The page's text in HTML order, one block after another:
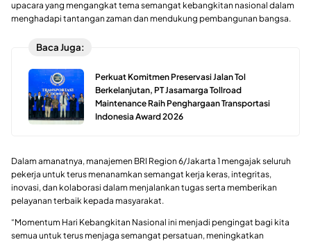
upacara yang mengangkat tema semangat kebangkitan nasional dalam
menghadapi tantangan zaman dan mendukung pembangunan bangsa.
Baca Juga:
Perkuat Komitmen Preservasi Jalan Tol
Berkelanjutan, PT Jasamarga Tollroad
Maintenance Raih Penghargaan Transportasi
Indonesia Award 2026
Dalam amanatnya, manajemen BRI Region 6/Jakarta 1 mengajak seluruh
pekerja untuk terus menanamkan semangat kerja keras, integritas,
inovasi, dan kolaborasi dalam menjalankan tugas serta memberikan
pelayanan terbaik kepada masyarakat.
“Momentum Hari Kebangkitan Nasional ini menjadi pengingat bagi kita
semua untuk terus menjaga semangat persatuan, meningkatkan